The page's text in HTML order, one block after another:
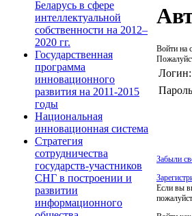
Беларусь в сфере
интеллектуальной
собственности на 2012–
2020 гг.
Государственная
программа
инновационного
развития на 2011-2015
годы
Национальная
инновационная система
Стратегия
сотрудничества
государств-участников
СНГ в построении и
развитии
информационного
Войти на
Логин:
Забыли
Если вы